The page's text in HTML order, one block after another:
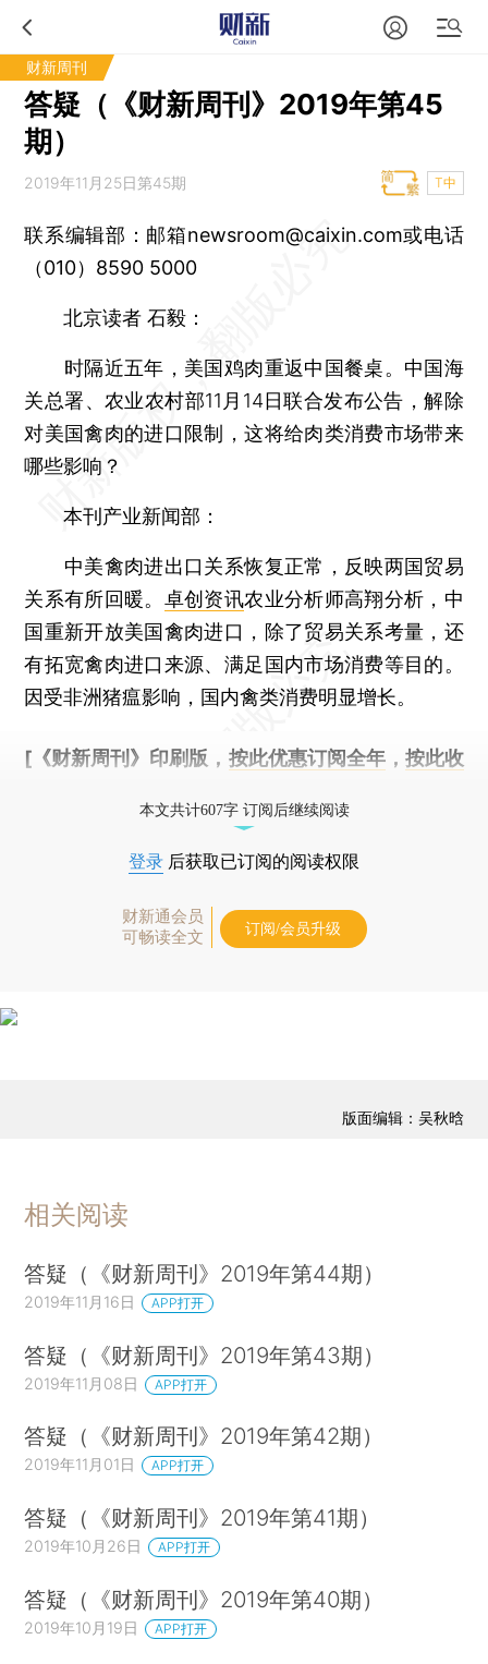
财新周刊
答疑（《财新周刊》2019年第45
期）
2019年11月25日第45期 T中
联系编辑部：邮箱newsroom@caixin.com或电话
（010）8590 5000
北京读者 石毅：
时隔近五年，美国鸡肉重返中国餐桌。中国海
关总署、农业农村部11月14日联合发布公告，解除
对美国禽肉的进口限制，这将给肉类消费市场带来
哪些影响？
本刊产业新闻部：
中美禽肉进出口关系恢复正常，反映两国贸易
关系有所回暖。 卓创资讯农业分析师高翔分析，中
国重新开放美国禽肉进口，除了贸易关系考量，还
有拓宽禽肉进口来源、满足国内市场消费等目的。
因受非洲猪瘟影响，国内禽类消费明显增长。
[《财新周刊》印刷版， 按此优惠订阅全年， 按此收
本文共计607字 订阅后继续阅读
登录 后获取已订阅的阅读权限
财新通会员
可畅读全文
订阅/会员升级
版面编辑：吴秋晗
相关阅读
答疑（《财新周刊》2019年第44期）
2019年11月16日 APP打开
答疑（《财新周刊》2019年第43期）
2019年11月08日 APP打开
答疑（《财新周刊》2019年第42期）
2019年11月01日 APP打开
答疑（《财新周刊》2019年第41期）
2019年10月26日 APP打开
答疑（《财新周刊》2019年第40期）
2019年10月19日 APP打开